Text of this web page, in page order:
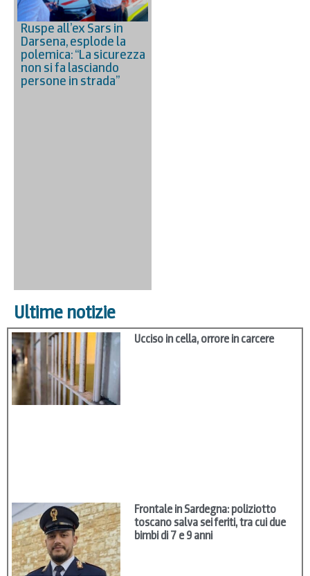
Ruspe all’ex Sars in
Darsena, esplode la
polemica: “La sicurezza
non si fa lasciando
persone in strada”
Ultime notizie
Ucciso in cella, orrore in carcere
Frontale in Sardegna: poliziotto
toscano salva sei feriti, tra cui due
bimbi di 7 e 9 anni